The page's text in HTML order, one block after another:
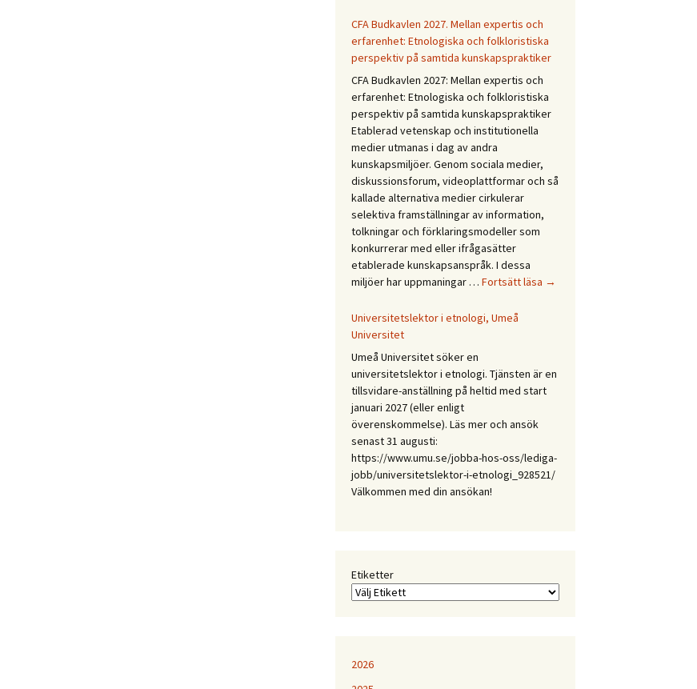
i
dialog
CFA Budkavlen 2027. Mellan expertis och
erfarenhet: Etnologiska och folkloristiska
perspektiv på samtida kunskapspraktiker
CFA Budkavlen 2027: Mellan expertis och
erfarenhet: Etnologiska och folkloristiska
perspektiv på samtida kunskapspraktiker
Etablerad vetenskap och institutionella
medier utmanas i dag av andra
kunskapsmiljöer. Genom sociala medier,
diskussionsforum, videoplattformar och så
kallade alternativa medier cirkulerar
selektiva framställningar av information,
tolkningar och förklaringsmodeller som
konkurrerar med eller ifrågasätter
etablerade kunskapsanspråk. I dessa
miljöer har uppmaningar … Fortsätt läsa CFA
erfarenhet:
Etnologiska
på
samtida
→
Universitetslektor i etnologi, Umeå
Universitet
Umeå Universitet söker en
universitetslektor i etnologi. Tjänsten är en
tillsvidare-anställning på heltid med start
januari 2027 (eller enligt
överenskommelse). Läs mer och ansök
senast 31 augusti:
https://www.umu.se/jobba-hos-oss/lediga-
jobb/universitetslektor-i-etnologi_928521/
Välkommen med din ansökan!
Etiketter
2026